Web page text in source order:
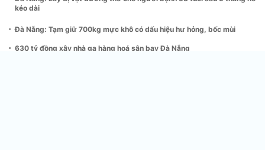
kéo dài
Đà Nẵng: Tạm giữ 700kg mực khô có dấu hiệu hư hỏng, bốc mùi
630 tỷ đồng xây nhà ga hàng hoá sân bay Đà Nẵng